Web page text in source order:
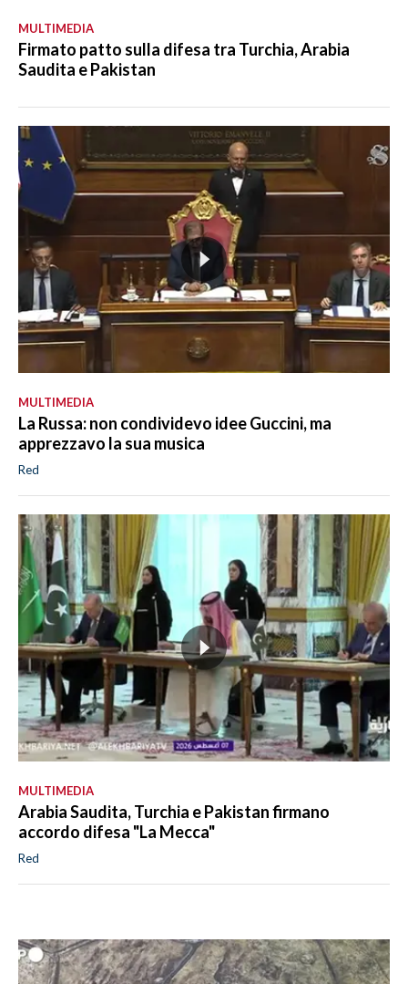
MULTIMEDIA
Firmato patto sulla difesa tra Turchia, Arabia
Saudita e Pakistan
MULTIMEDIA
La Russa: non condividevo idee Guccini, ma
apprezzavo la sua musica
Red
MULTIMEDIA
Arabia Saudita, Turchia e Pakistan firmano
accordo difesa "La Mecca"
Red